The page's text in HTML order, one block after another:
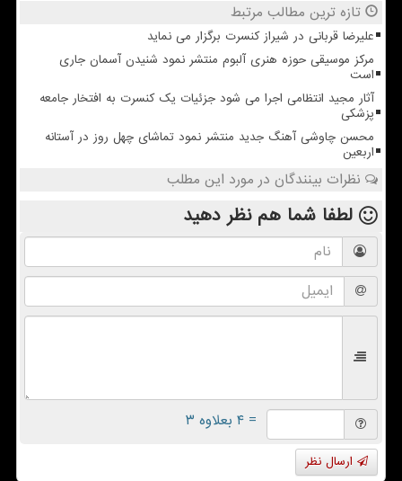
تازه ترین مطالب مرتبط
علیرضا قربانی در شیراز کنسرت برگزار می نماید
مرکز موسیقی حوزه هنری آلبوم منتشر نمود شنیدن آسمان جاری
است
آثار مجید انتظامی اجرا می شود جزئیات یک کنسرت به افتخار جامعه
پزشکی
محسن چاوشی آهنگ جدید منتشر نمود تماشای چهل روز در آستانه
اربعین
نظرات بینندگان در مورد این مطلب
لطفا شما همنظر دهید
= ۴ بعلاوه ۳
ارسال نظر